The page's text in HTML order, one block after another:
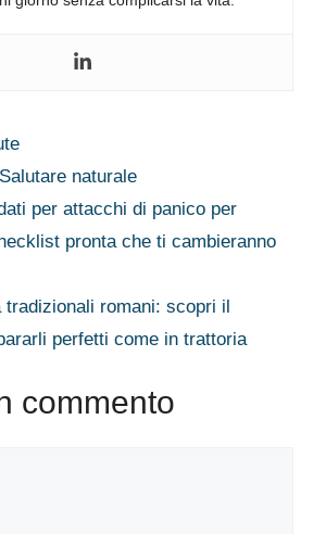
Salutare naturale
per attacchi di panico per
pronta che ti cambieranno
tradizionali romani: scopri il
perfetti come in trattoria
commento